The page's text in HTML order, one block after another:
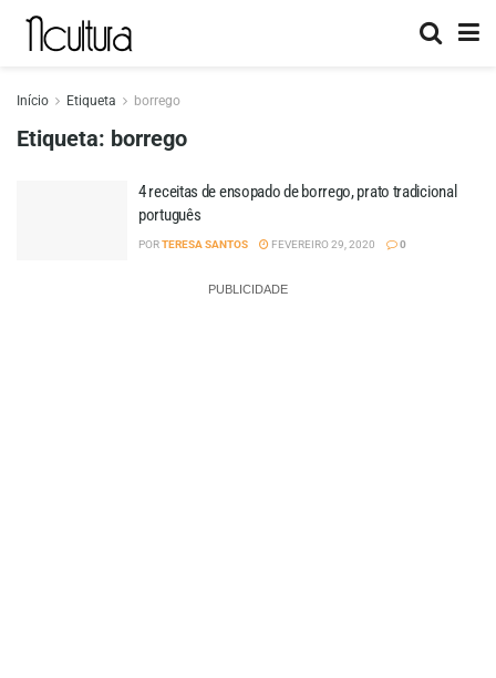
Início Etiqueta borrego
Etiqueta: borrego
4 receitas de ensopado de borrego, prato tradicional
português
PORTERESA SANTOS FEVEREIRO 29, 2020 0
PUBLICIDADE